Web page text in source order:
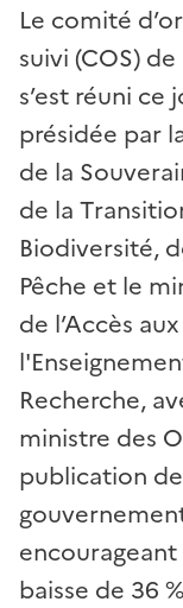
Le comité
suivi (COS)
s’est réuni
présidée par
de la
de la
Biodiversité,
Pêche et le
de l’Accès
Recherche,
ministre des
publication
baisse de 36